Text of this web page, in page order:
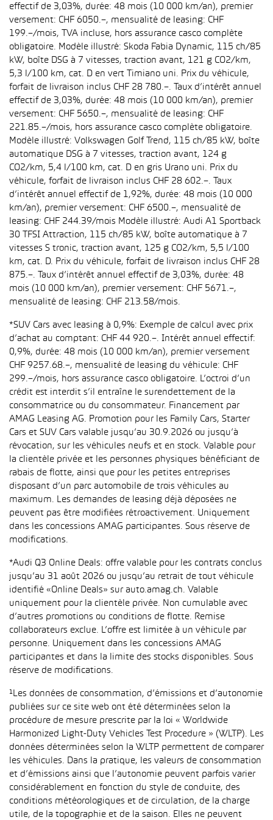
effectif de 3,03%, durée: 48 mois (10 000 km/an), premier
versement: CHF 6050.–, mensualité de leasing: CHF
199.–/mois, TVA incluse, hors assurance casco complète
obligatoire. Modèle illustré: Skoda Fabia Dynamic, 115 ch/85
kW, boîte DSG à 7 vitesses, traction avant, 121 g CO2/km,
5,3 l/100 km, cat. D en vert Timiano uni. Prix du véhicule,
forfait de livraison inclus CHF 28 780.–. Taux d’intérêt annuel
effectif de 3,03%, durée: 48 mois (10 000 km/an), premier
versement: CHF 5650.–, mensualité de leasing: CHF
221.85.–/mois, hors assurance casco complète obligatoire.
Modèle illustré: Volkswagen Golf Trend, 115 ch/85 kW, boîte
automatique DSG à 7 vitesses, traction avant, 124 g
CO2/km, 5,4 l/100 km, cat. D en gris Urano uni. Prix du
véhicule, forfait de livraison inclus CHF 28 602.–. Taux
d’intérêt annuel effectif de 1,92%, durée: 48 mois (10 000
km/an), premier versement: CHF 6500.–, mensualité de
leasing: CHF 244.39/mois Modèle illustré: Audi A1 Sportback
30 TFSI Attraction, 115 ch/85 kW, boîte automatique à 7
vitesses S tronic, traction avant, 125 g CO2/km, 5,5 l/100
km, cat. D. Prix du véhicule, forfait de livraison inclus CHF 28
875.–. Taux d’intérêt annuel effectif de 3,03%, durée: 48
mois (10 000 km/an), premier versement: CHF 5671.–,
mensualité de leasing: CHF 213.58/mois.
*SUV Cars avec leasing à 0,9%: Exemple de calcul avec prix
d’achat au comptant: CHF 44 920.–. Intérêt annuel effectif:
0,9%, durée: 48 mois (10 000 km/an), premier versement
CHF 9257.68.–, mensualité de leasing du véhicule: CHF
299.–/mois, hors assurance casco obligatoire. L’octroi d’un
crédit est interdit s’il entraîne le surendettement de la
consommatrice ou du consommateur. Financement par
AMAG Leasing AG. Promotion pour les Family Cars, Starter
Cars et SUV Cars valable jusqu’au 30.9.2026 ou jusqu’à
révocation, sur les véhicules neufs et en stock. Valable pour
la clientèle privée et les personnes physiques bénéficiant de
rabais de flotte, ainsi que pour les petites entreprises
disposant d’un parc automobile de trois véhicules au
maximum. Les demandes de leasing déjà déposées ne
peuvent pas être modifiées rétroactivement. Uniquement
dans les concessions AMAG participantes. Sous réserve de
modifications.
*Audi Q3 Online Deals: offre valable pour les contrats conclus
jusqu’au 31 août 2026 ou jusqu’au retrait de tout véhicule
identifié «Online Deals» sur auto.amag.ch. Valable
uniquement pour la clientèle privée. Non cumulable avec
d’autres promotions ou conditions de flotte. Remise
collaborateurs exclue. L’offre est limitée à un véhicule par
personne. Uniquement dans les concessions AMAG
participantes et dans la limite des stocks disponibles. Sous
réserve de modifications.
¹Les données de consommation, d’émissions et d’autonomie
publiées sur ce site web ont été déterminées selon la
procédure de mesure prescrite par la loi « Worldwide
Harmonized Light-Duty Vehicles Test Procedure » (WLTP). Les
données déterminées selon la WLTP permettent de comparer
les véhicules. Dans la pratique, les valeurs de consommation
et d’émissions ainsi que l’autonomie peuvent parfois varier
considérablement en fonction du style de conduite, des
conditions météorologiques et de circulation, de la charge
utile, de la topographie et de la saison. Elles ne peuvent